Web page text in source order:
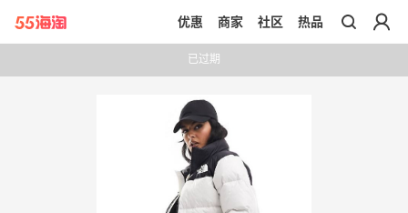
带你去官网买正品
优惠 商家 社区 热品
已过期